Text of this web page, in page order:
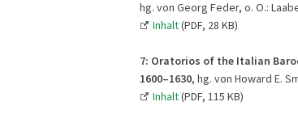
hg. von Georg Feder, o. O.:
Inhalt(PDF, 28 KB)
7: Oratorios of the Italian
1600–1630, hg. von Howard E.
Inhalt(PDF, 115 KB)